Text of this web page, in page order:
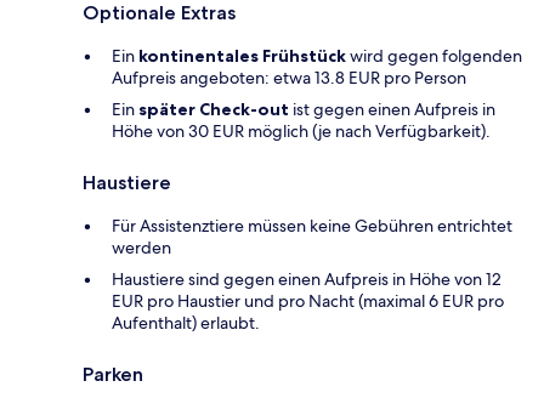
Optionale Extras
Ein kontinentales Frühstückwird gegen folgenden
Aufpreis angeboten: etwa 13.8 EUR pro Person
Ein später Check-out ist gegen einen Aufpreis in
Höhe von 30 EUR möglich (je nach Verfügbarkeit).
Haustiere
Für Assistenztiere müssen keine Gebühren entrichtet
werden
Haustiere sind gegen einen Aufpreis in Höhe von 12
EUR pro Haustier und pro Nacht (maximal 6 EUR pro
Aufenthalt) erlaubt.
Parken